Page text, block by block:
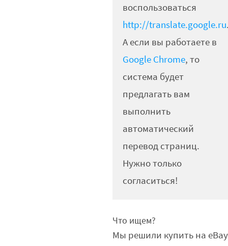
воспользоваться
http://translate.google.ru
А если вы работаете в
Google Chrome, то
система будет
предлагать вам
выполнить
автоматический
перевод страниц.
Нужно только
согласиться!
Что ищем?
Мы решили купить на eBay